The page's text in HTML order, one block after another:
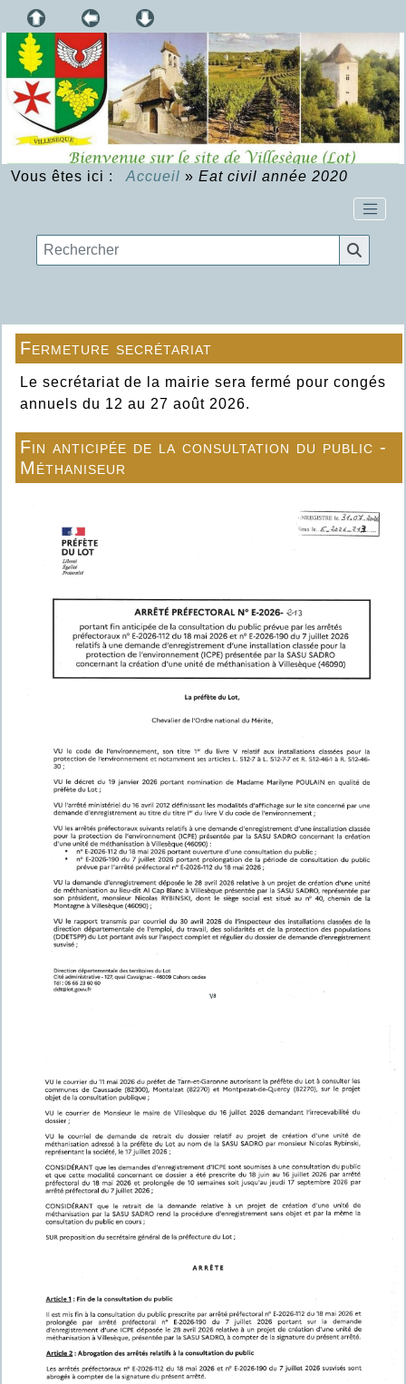
Vous êtes ici : Accueil » Eat civil année 2020
Fermeture secrétariat
Le secrétariat de la mairie sera fermé pour congés
annuels du 12 au 27 août 2026.
Fin anticipée de la consultation du public -
Méthaniseur